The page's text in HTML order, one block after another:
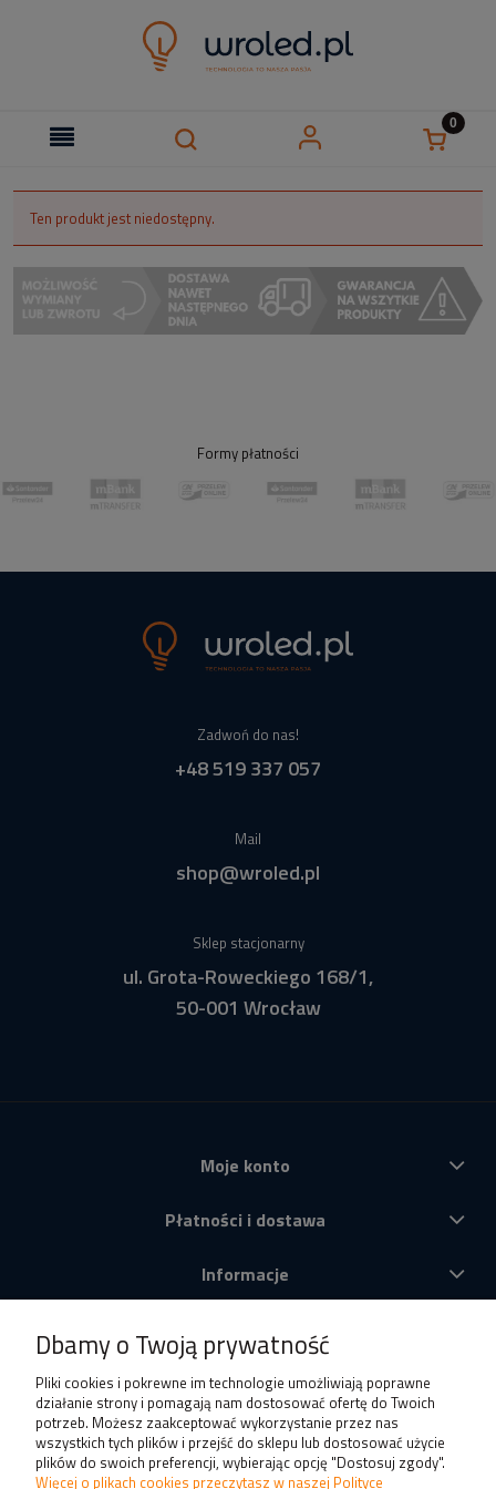
Ten produkt jest niedostępny.
Formy płatności
Zadwoń do nas!
+48 519 337 057
Mail
shop@wroled.pl
Sklep stacjonarny
ul. Grota-Roweckiego 168/1,
50-001 Wrocław
Moje konto
Płatności i dostawa
Informacje
Produkty
Dbamy o Twoją prywatność
Pliki cookies i pokrewne im technologie umożliwiają poprawne
działanie strony i pomagają nam dostosować ofertę do Twoich
potrzeb. Możesz zaakceptować wykorzystanie przez nas
wszystkich tych plików i przejść do sklepu lub dostosować użycie
plików do swoich preferencji, wybierając opcję "Dostosuj zgody".
Więcej o plikach cookies przeczytasz w naszej Polityce